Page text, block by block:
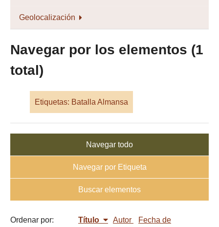
Geolocalización
Navegar por los elementos (1
total)
Etiquetas: Batalla Almansa
Navegar todo
Navegar por Etiqueta
Buscar elementos
Ordenar por: Título Autor
Fecha de